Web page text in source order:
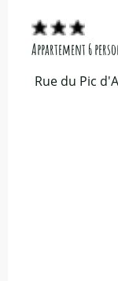
Appartement 6
Rue du Pic